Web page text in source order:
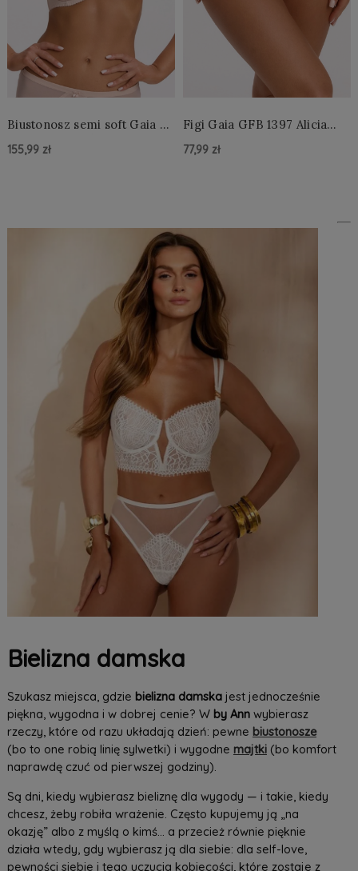
Biustonosz semi soft Gaia BS
155,99 zł
Figi Gaia GFB 1397 Alicia
77,99 zł
Bielizna damska
Szukasz miejsca, gdzie bielizna damskajest jednocześnie
piękna, wygodna i w dobrej cenie? W by Annwybierasz
rzeczy, które od razu układają dzień: pewne biustonosze
(bo to one robią linię sylwetki) i wygodne majtki(bo komfort
naprawdę czuć od pierwszej godziny).
Są dni, kiedy wybierasz bieliznę dla wygody — i takie, kiedy
chcesz, żeby robiła wrażenie. Często kupujemy ją „na
okazję” albo z myślą o kimś… a przecież równie pięknie
działa wtedy, gdy wybierasz ją dla siebie: dla self-love,
pewności siebie i tego uczucia kobiecości, które zostaje z